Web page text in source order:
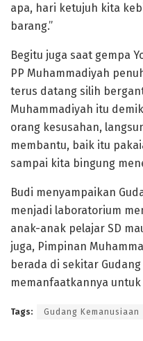
apa, hari ketujuh kita
barang.”
Begitu juga saat gempa
PP Muhammadiyah
terus datang silih
Muhammadiyah itu
orang kesusahan,
membantu, baik itu
sampai kita bingung
Budi menyampaikan
menjadi laboratorium
anak-anak pelajar SD
juga, Pimpinan
berada di sekitar
memanfaatkannya
Tags: Gudang Kemanusiaan